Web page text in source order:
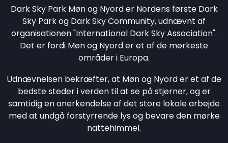
Dark Sky Park Møn og Nyord er Nordens første Dark
Sky Park og Dark Sky Community, udnævnt af
organisationen "International Dark Sky Association".
Det er fordi Møn og Nyord er et af de mørkeste
områder i Europa.
Udnævnelsen bekræfter, at Møn og Nyord er et af de
bedste steder i verden til at se på stjerner, og er
samtidig en anerkendelse af det store lokale arbejde
med at undgå forstyrrende lys og bevare den mørke
nattehimmel.